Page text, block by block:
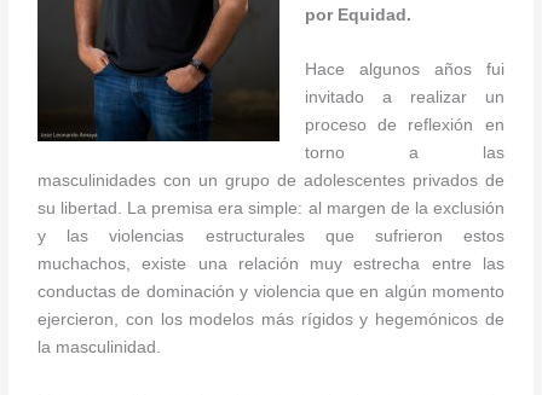
por Equidad.
Hace algunos años fui
invitado a realizar un
proceso de reflexión en
torno a las
masculinidades con un grupo de adolescentes privados de
su libertad. La premisa era simple: al margen de la exclusión
y las violencias estructurales que sufrieron estos
muchachos, existe una relación muy estrecha entre las
conductas de dominación y violencia que en algún momento
ejercieron, con los modelos más rígidos y hegemónicos de
la masculinidad.